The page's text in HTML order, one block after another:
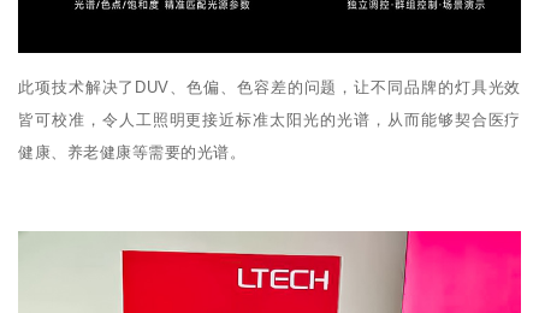
此项技术解决了DUV、色偏、色容差的问题，让不同品牌的灯具光效
皆可校准，令人工照明更接近标准太阳光的光谱，从而能够契合医疗
健康、养老健康等需要的光谱。